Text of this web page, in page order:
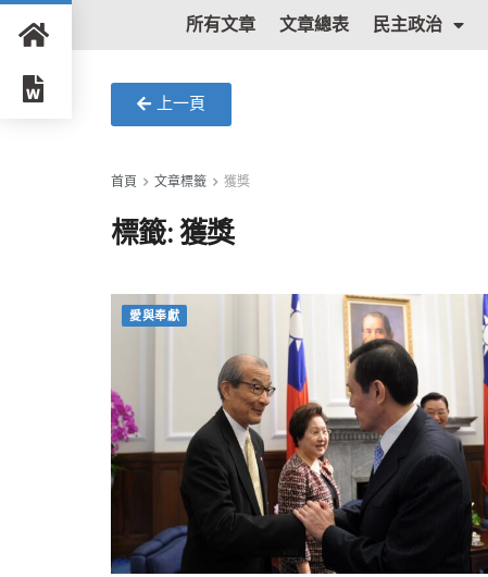
所有文章 文章總表 民主政治
上一頁
首頁 文章標籤 獲獎
標籤: 獲獎
愛與奉獻